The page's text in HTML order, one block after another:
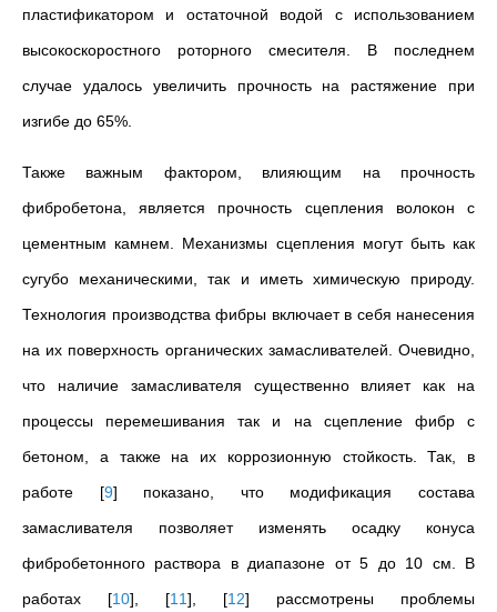
пластификатором и остаточной водой с использованием
высокоскоростного роторного смесителя. В последнем
случае удалось увеличить прочность на растяжение при
изгибе до 65%.
Также важным фактором, влияющим на прочность
фибробетона, является прочность сцепления волокон с
цементным камнем. Механизмы сцепления могут быть как
сугубо механическими, так и иметь химическую природу.
Технология производства фибры включает в себя нанесения
на их поверхность органических замасливателей. Очевидно,
что наличие замасливателя существенно влияет как на
процессы перемешивания так и на сцепление фибр с
бетоном, а также на их коррозионную стойкость. Так, в
работе [9] показано, что модификация состава
замасливателя позволяет изменять осадку конуса
фибробетонного раствора в диапазоне от 5 до 10 см. В
работах [10] [11] [12] рассмотрены проблемы